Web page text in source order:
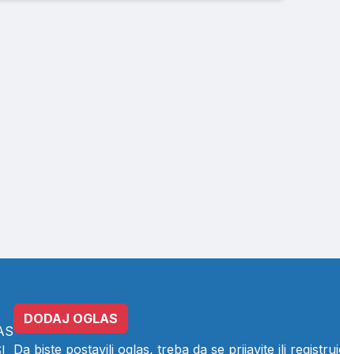
DODAJ OGLAS
Da biste postavili oglas, treba da se prijavite ili